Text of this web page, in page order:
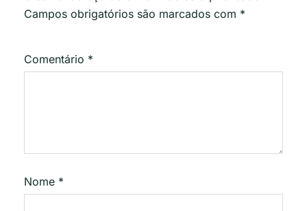
Campos obrigatórios são marcados com *
Comentário *
Nome *